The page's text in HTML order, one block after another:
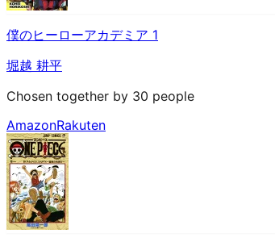
僕のヒーローアカデミア 1
堀越 耕平
Chosen together by 30 people
AmazonRakuten